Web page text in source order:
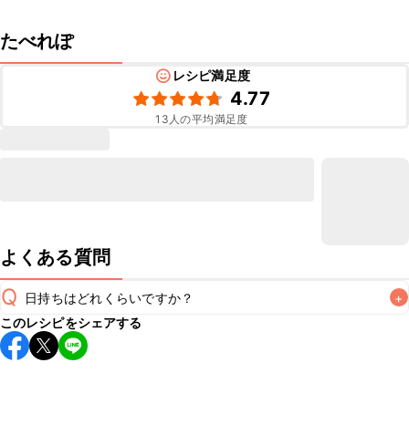
たべれぽ
レシピ満足度
4.77
13 人の平均満足度
よくある質問
Q 日持ちはどれくらいですか？ +
保存期間は冷蔵で翌日中が目安です。なるべくお早めにお召
し上がりください。
このレシピをシェアする